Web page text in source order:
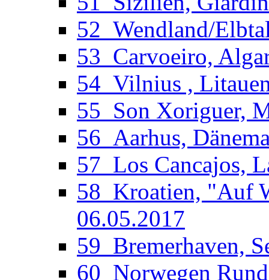
52_Wendland/
53_Carvoeiro,
54_Vilnius ,
55_Son Xoriguer,
56_Aarhus,
57_Los Cancajos,
58_Kroatien, "Auf
06.05.2017
59_Bremerhaven,
60_Norwegen